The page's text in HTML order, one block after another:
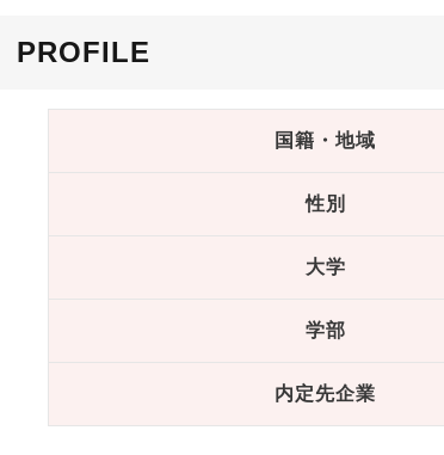
PROFILE
国籍・地域
性別
大学
学部
内定先企業